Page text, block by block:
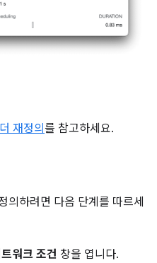
재정의 를 참고하세요.
의하려면 다음 단계를 따르세
워크 조건 창을 엽니다.